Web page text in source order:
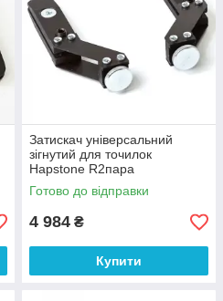
Затискач універсальний
зігнутий для точилок
Hapstone R2пара
Готово до відправки
4 984 ₴
Купити